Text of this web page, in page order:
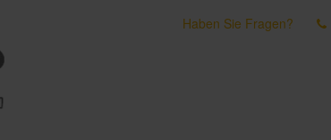
Haben Sie Fragen?